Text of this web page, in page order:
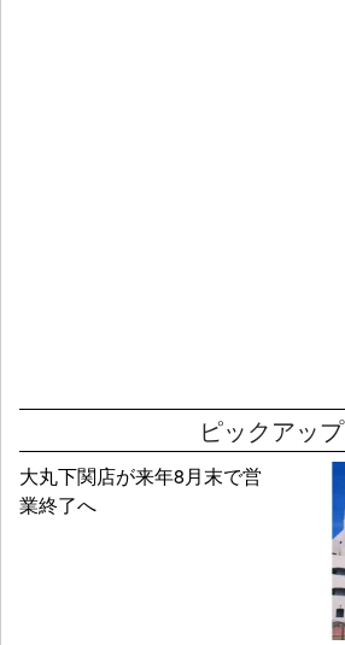
ピックアップ
大丸下関店が来年8月末で営
業終了へ